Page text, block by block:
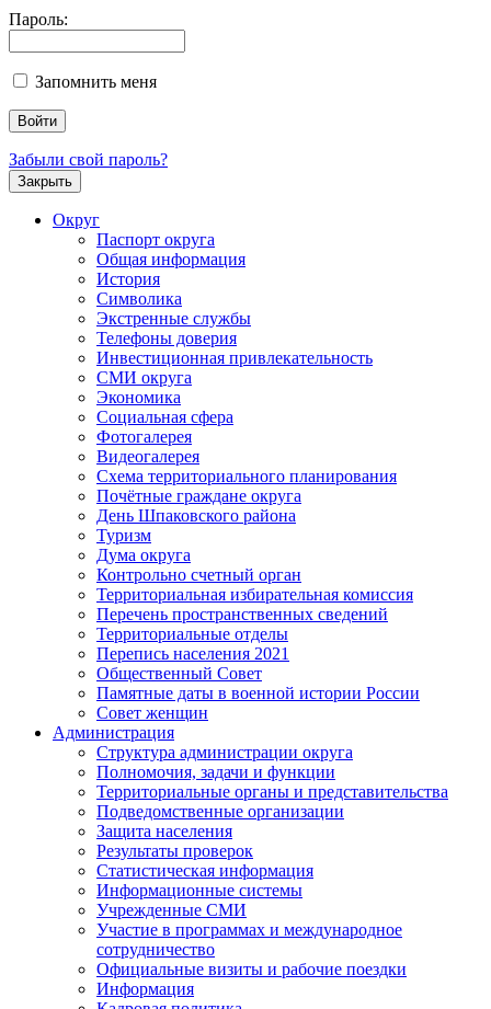
Пароль:
Запомнить меня
Забыли свой пароль?
Закрыть
Округ
Паспорт округа
Общая информация
История
Символика
Экстренные службы
Телефоны доверия
Инвестиционная привлекательность
СМИ округа
Экономика
Социальная сфера
Фотогалерея
Видеогалерея
Схема территориального планирования
Почётные граждане округа
День Шпаковского района
Туризм
Дума округа
Контрольно счетный орган
Территориальная избирательная комиссия
Перечень пространственных сведений
Территориальные отделы
Перепись населения 2021
Общественный Совет
Памятные даты в военной истории России
Совет женщин
Администрация
Структура администрации округа
Полномочия, задачи и функции
Территориальные органы и представительства
Подведомственные организации
Защита населения
Результаты проверок
Статистическая информация
Информационные системы
Учрежденные СМИ
Участие в программах и международное
сотрудничество
Официальные визиты и рабочие поездки
Информация